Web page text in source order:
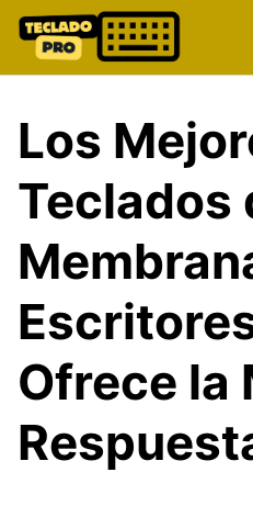
Skip
content
Los
Teclados
Ofrece la